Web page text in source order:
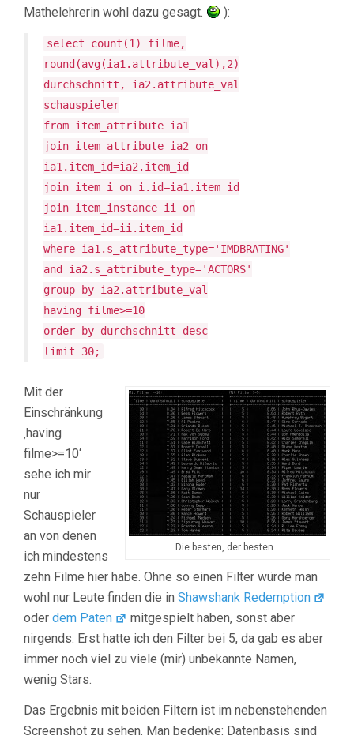
Mathelehrerin wohl dazu gesagt.
):
select count(1) filme,
round(avg(ia1.attribute_val),2)
durchschnitt, ia2.attribute_val
schauspieler
from item_attribute ia1
join item_attribute ia2 on
ia1.item_id=ia2.item_id
join item i on i.id=ia1.item_id
join item_instance ii on
ia1.item_id=ii.item_id
where ia1.s_attribute_type='IMDBRATING'
and ia2.s_attribute_type='ACTORS'
group by ia2.attribute_val
having filme>=10
order by durchschnitt desc
limit 30;
Die besten, der besten…
Mit der
Einschränkung
‚having
filme>=10‘
sehe ich mir
nur
Schauspieler
an von denen
ich mindestens
zehn Filme hier habe. Ohne so einen Filter würde man
wohl nur Leute finden die in Shawshank Redemption
oder dem Paten
mitgespielt haben, sonst aber
nirgends. Erst hatte ich den Filter bei 5, da gab es aber
immer noch viel zu viele (mir) unbekannte Namen,
wenig Stars.
Das Ergebnis mit beiden Filtern ist im nebenstehenden
Screenshot zu sehen. Man bedenke: Datenbasis sind